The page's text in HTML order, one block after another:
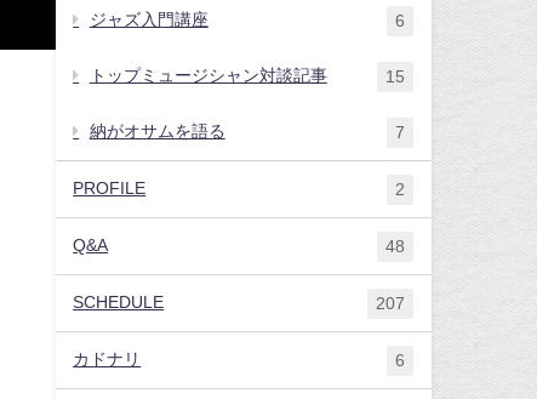
ジャズ入門講座 6
トップミュージシャン対談記事 15
納がオサムを語る 7
PROFILE 2
Q&A 48
SCHEDULE 207
カドナリ 6